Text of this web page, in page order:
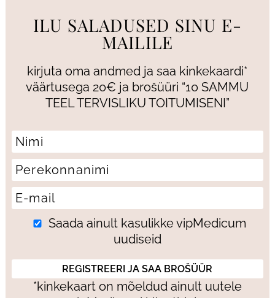
ILU SALADUSED SINU E-
MAILILE
kirjuta oma andmed ja saa kinkekaardi*
väärtusega 20€ ja brošüüri “10 SAMMU
TEEL TERVISLIKU TOITUMISENI”
Saada ainult kasulikke vipMedicum
uudiseid
*kinkekaart on mõeldud ainult uutele